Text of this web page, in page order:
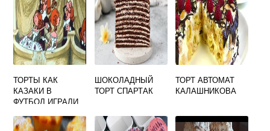
ТОРТЫ КАК
КАЗАКИ В
ФУТБОЛ ИГРАЛИ
ШОКОЛАДНЫЙ
ТОРТ СПАРТАК
ТОРТ АВТОМАТ
КАЛАШНИКОВА